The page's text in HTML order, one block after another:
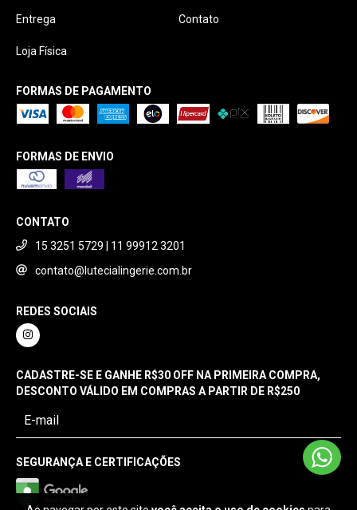
Entrega Contato
Loja Física
FORMAS DE PAGAMENTO
FORMAS DE ENVIO
CONTATO
15 3251 5729 | 11 99912 3201
contato@lutecialingerie.com.br
REDES SOCIAIS
CADASTRE-SE E GANHE R$30 OFF NA PRIMEIRA COMPRA,
DESCONTO VÁLIDO EM COMPRAS A PARTIR DE R$250
SEGURANÇA E CERTIFICAÇÕES